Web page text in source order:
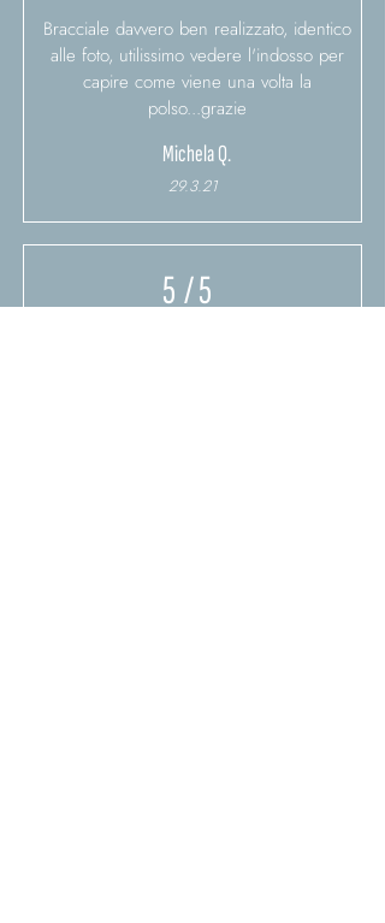
Bracciale davvero ben realizzato, identico
alle foto, utilissimo vedere l'indosso per
capire come viene una volta la
polso...grazie
Michela Q.
29.3.21
5/ 5